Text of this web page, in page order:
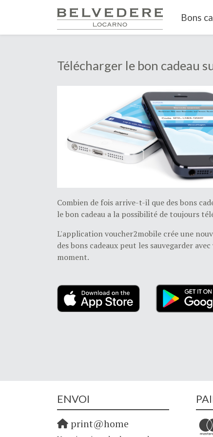
Bons
Télécharger le bon cadeau
Combien de fois arrive-t-il que des bons
le bon cadeau a la possibilité de toujours
L'application voucher2mobile crée une
des bons cadeaux peut les sauvegarder
moment.
ENVOI
print@home